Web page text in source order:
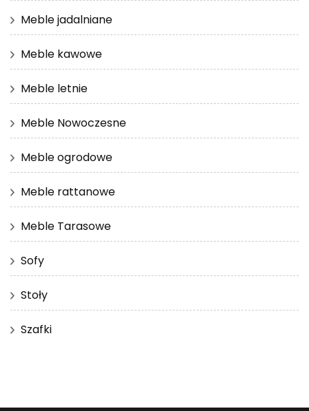
Meble jadalniane
Meble kawowe
Meble letnie
Meble Nowoczesne
Meble ogrodowe
Meble rattanowe
Meble Tarasowe
Sofy
Stoły
Szafki